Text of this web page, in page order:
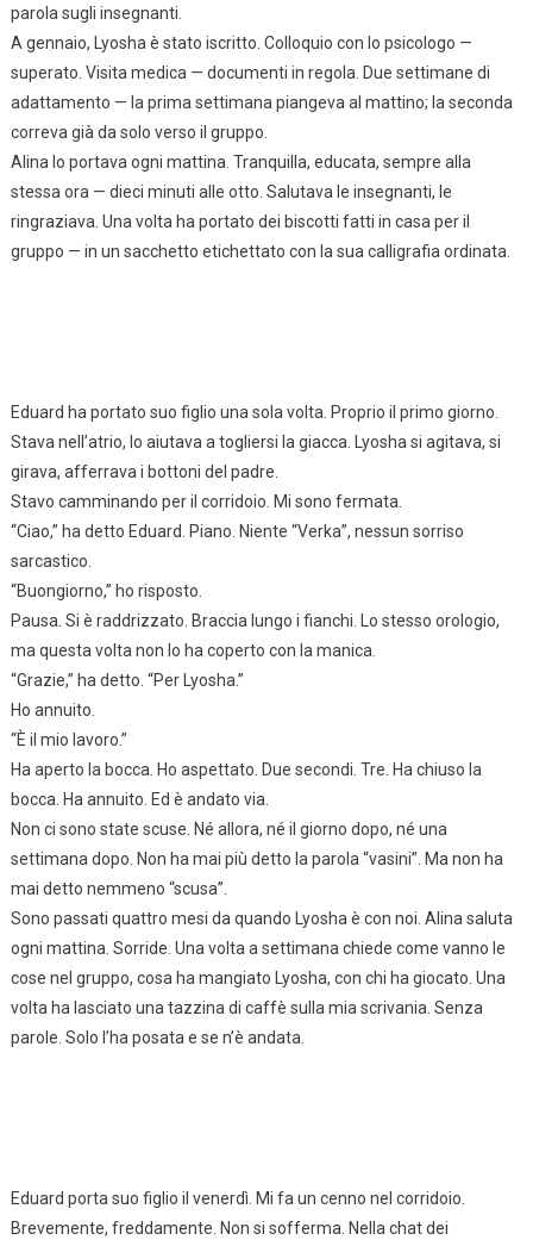
parola sugli insegnanti.
A gennaio, Lyosha è stato iscritto. Colloquio con lo psicologo —
superato. Visita medica — documenti in regola. Due settimane di
adattamento — la prima settimana piangeva al mattino; la seconda
correva già da solo verso il gruppo.
Alina lo portava ogni mattina. Tranquilla, educata, sempre alla
stessa ora — dieci minuti alle otto. Salutava le insegnanti, le
ringraziava. Una volta ha portato dei biscotti fatti in casa per il
gruppo — in un sacchetto etichettato con la sua calligrafia ordinata.
Eduard ha portato suo figlio una sola volta. Proprio il primo giorno.
Stava nell’atrio, lo aiutava a togliersi la giacca. Lyosha si agitava, si
girava, afferrava i bottoni del padre.
Stavo camminando per il corridoio. Mi sono fermata.
“Ciao,” ha detto Eduard. Piano. Niente “Verka”, nessun sorriso
sarcastico.
“Buongiorno,” ho risposto.
Pausa. Si è raddrizzato. Braccia lungo i fianchi. Lo stesso orologio,
ma questa volta non lo ha coperto con la manica.
“Grazie,” ha detto. “Per Lyosha.”
Ho annuito.
“È il mio lavoro.”
Ha aperto la bocca. Ho aspettato. Due secondi. Tre. Ha chiuso la
bocca. Ha annuito. Ed è andato via.
Non ci sono state scuse. Né allora, né il giorno dopo, né una
settimana dopo. Non ha mai più detto la parola “vasini”. Ma non ha
mai detto nemmeno “scusa”.
Sono passati quattro mesi da quando Lyosha è con noi. Alina saluta
ogni mattina. Sorride. Una volta a settimana chiede come vanno le
cose nel gruppo, cosa ha mangiato Lyosha, con chi ha giocato. Una
volta ha lasciato una tazzina di caffè sulla mia scrivania. Senza
parole. Solo l’ha posata e se n’è andata.
Eduard porta suo figlio il venerdì. Mi fa un cenno nel corridoio.
Brevemente, freddamente. Non si sofferma. Nella chat dei